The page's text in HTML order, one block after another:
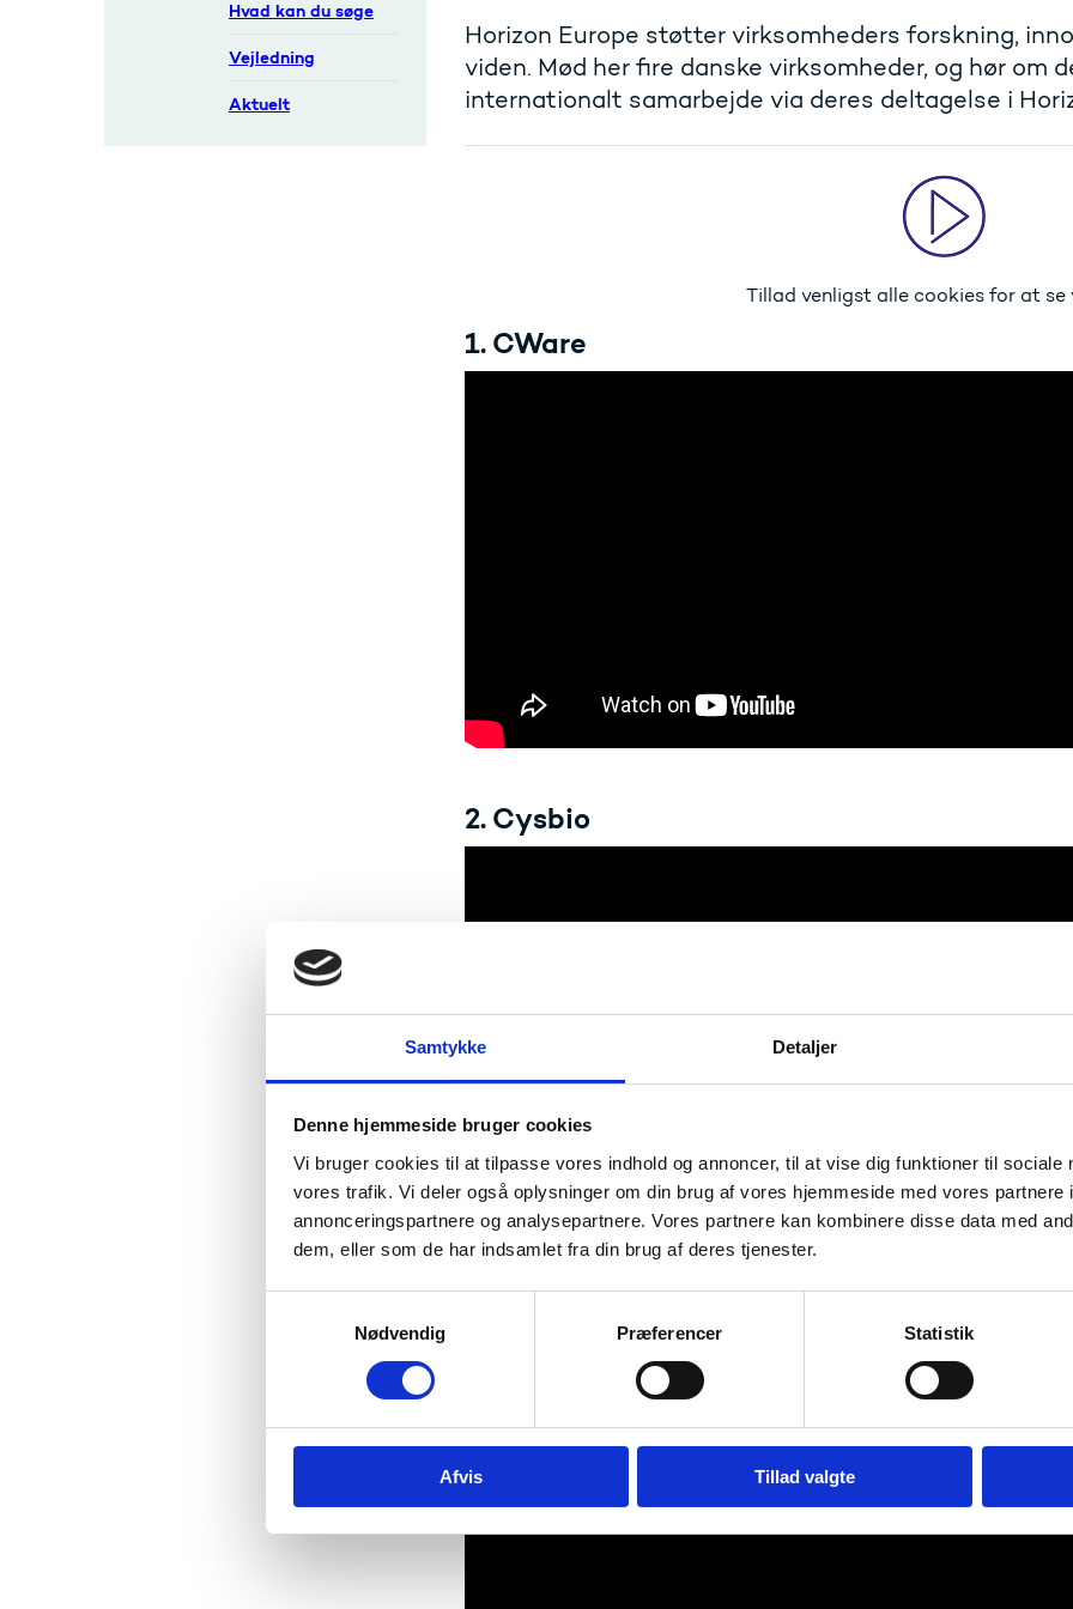
Samtykke Detaljer
Denne hjemmeside bruger cookies
Vi bruger cookies til at tilpasse vores indhold og annoncer, til at vise dig funktioner til sociale
vores trafik. Vi deler også oplysninger om din brug af vores hjemmeside med vores partnere
annonceringspartnere og analysepartnere. Vores partnere kan kombinere disse data med
dem, eller som de har indsamlet fra din brug af deres tjenester.
v
Nødvendig Præferencer Statistik
Afvis Tillad valgte
Hvad kan du søge
Vejledning
Aktuelt
Horizon Europe støtter virksomheders forskning,
viden. Mød her fire danske virksomheder, og hør om
internationalt samarbejde via deres deltagelse i
Tillad venligst alle cookiesfor at se
1. CWare
2. Cysbio
3. Siemens